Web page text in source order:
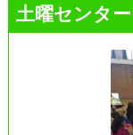
土曜センタ